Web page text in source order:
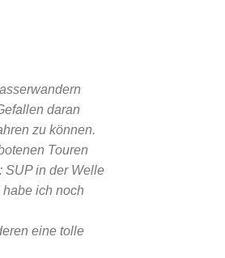
daran
zu können.
Touren
SUP in der Welle
ich noch
eine tolle